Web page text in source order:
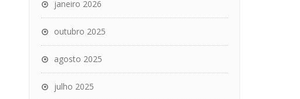
janeiro 2026
outubro 2025
agosto 2025
julho 2025